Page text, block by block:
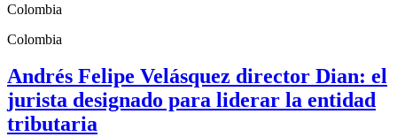
Colombia
Colombia
Andrés Felipe Velásquez director Dian: el
jurista designado para liderar la entidad
tributaria